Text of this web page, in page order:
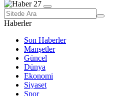
Haberler
Son Haberler
Manşetler
Güncel
Dünya
Ekonomi
Siyaset
Spor